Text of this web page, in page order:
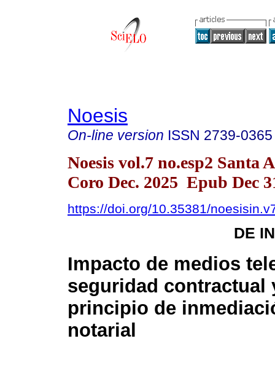
Noesis
On-line version ISSN 2739-0365
Noesis vol.7 no.esp2 Santa
Coro Dec. 2025 Epub Dec
https://doi.org/10.35381/
DE
Impacto de medios
seguridad contractual
principio de
notarial